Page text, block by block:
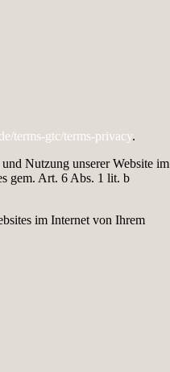
terms-gtc/terms-privacy.
Nutzung unserer Website im
gem. Art. 6 Abs. 1 lit. b
im Internet von Ihrem